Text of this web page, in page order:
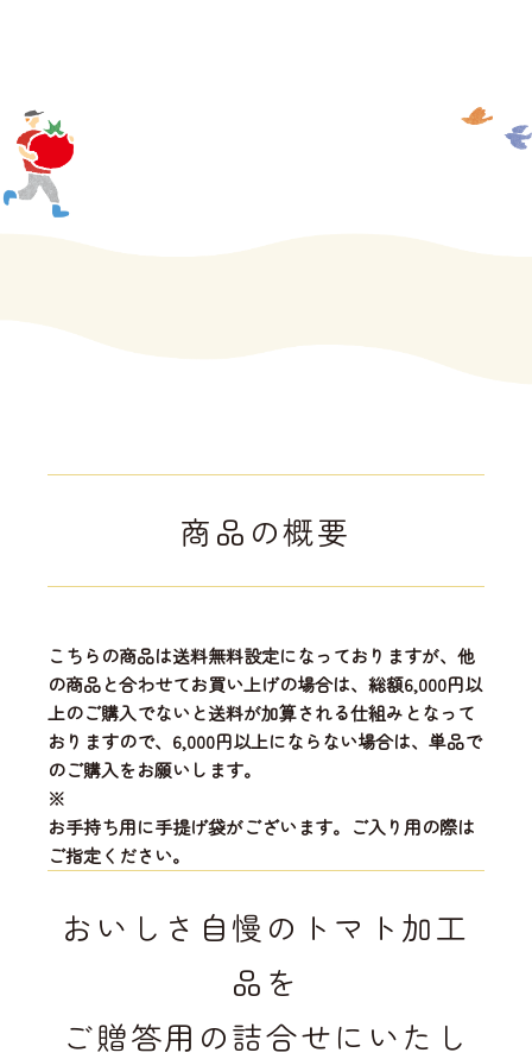
商品の概要
こちらの商品は送料無料設定になっておりますが、他
の商品と合わせてお買い上げの場合は、総額6,000円以
上のご購入でないと送料が加算される仕組みとなって
おりますので、6,000円以上にならない場合は、単品で
のご購入をお願いします。
※
お手持ち用に手提げ袋がございます。ご入り用の際は
ご指定ください。
おいしさ自慢のトマト加工
品を
ご贈答用の詰合せにいたし